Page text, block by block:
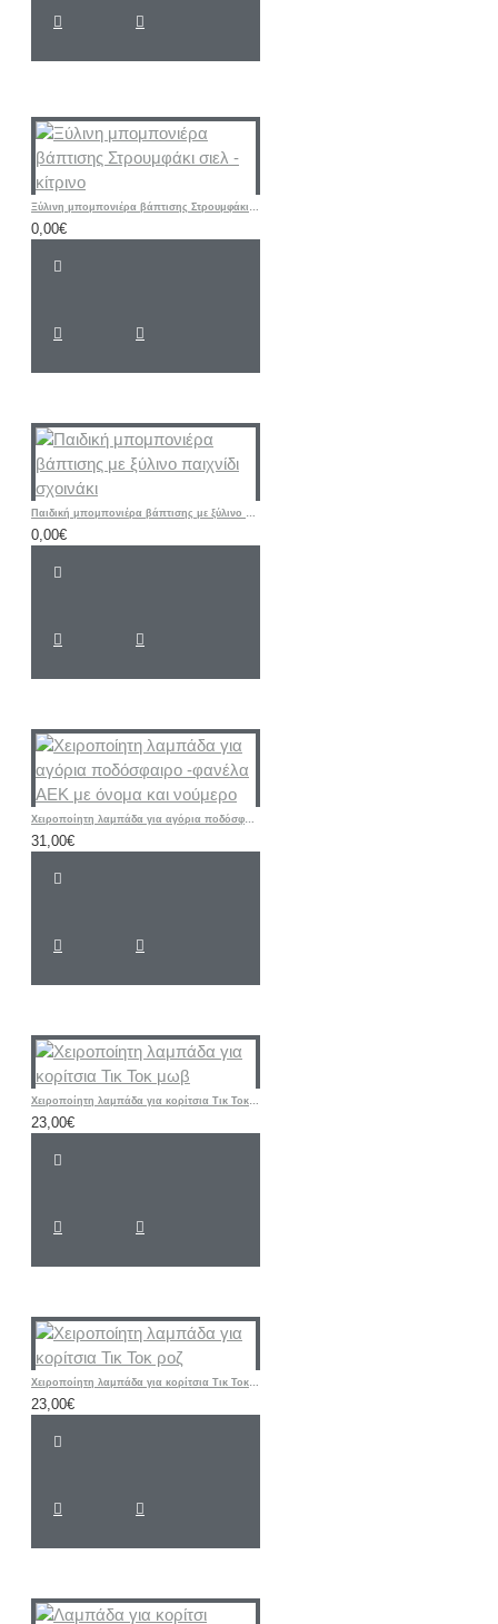
Ξύλινη μπομπονιέρα βάπτισης Στρουμφάκι σιελ - κίτρινο
0,00€
Παιδική μπομπονιέρα βάπτισης με ξύλινο παιχνίδι σχοινάκι
0,00€
Χειροποίητη λαμπάδα για αγόρια ποδόσφαιρο -φανέλα ΑΕΚ με όνομα και νούμερο
31,00€
Χειροποίητη λαμπάδα για κορίτσια Τικ Τοκ μωβ
23,00€
Χειροποίητη λαμπάδα για κορίτσια Τικ Τοκ ροζ
23,00€